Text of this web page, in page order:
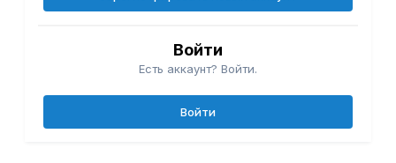
Войти
Есть аккаунт? Войти.
Войти